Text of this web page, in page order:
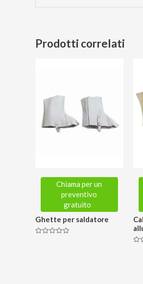
Prodotti correlati
Chiama per un
preventivo
gratuito
Ghette per saldatore